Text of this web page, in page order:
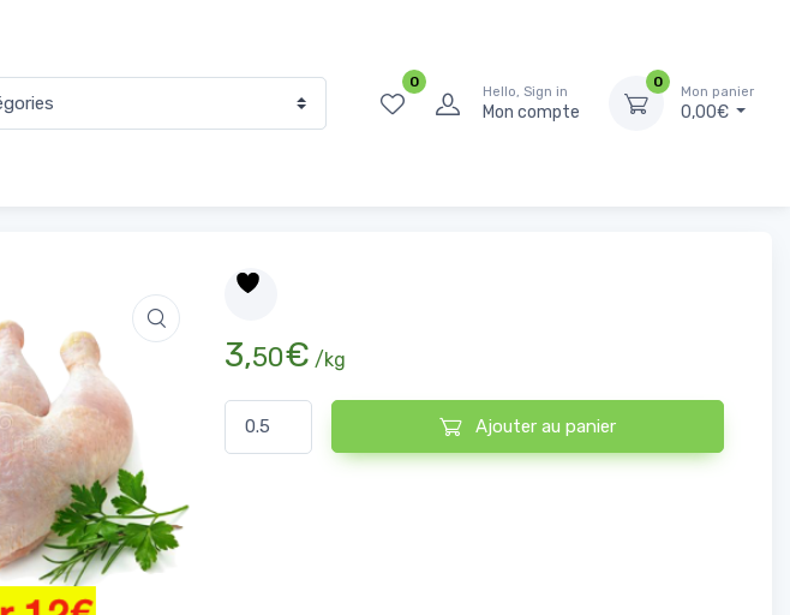
0
Hello, Sign in
Mon compte
0
Mon panier
0,00€
3,50€ /kg
quantité de Cuisses de Poulet
Ajouter au panier